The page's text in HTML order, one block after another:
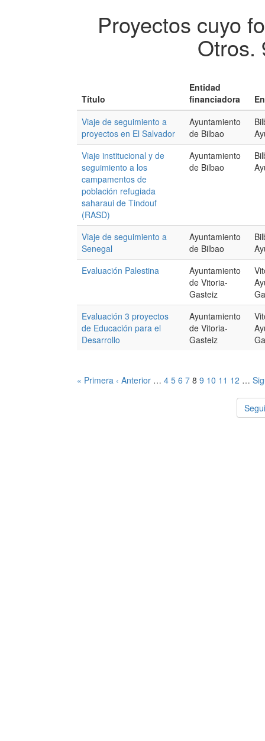
Proyectos cuyo
Otros.
Título
Entidad
financiadora
Viaje de seguimiento a
proyectos en El Salvador
Ayuntamiento
de Bilbao
Viaje institucional y de
seguimiento a los
campamentos de
población refugiada
saharaui de Tindouf
(RASD)
Ayuntamiento
de Bilbao
Viaje de seguimiento a
Senegal
Ayuntamiento
de Bilbao
Evaluación Palestina
Ayuntamiento
de Vitoria-
Gasteiz
Evaluación 3 proyectos
de Educación para el
Desarrollo
Ayuntamiento
de Vitoria-
Gasteiz
« Primera ‹ Anterior … 4 5 6 7 8 9 10 11 12 …